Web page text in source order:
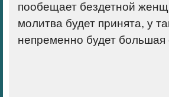
пообещает бездетной
молитва будет принята, у
непременно будет большая